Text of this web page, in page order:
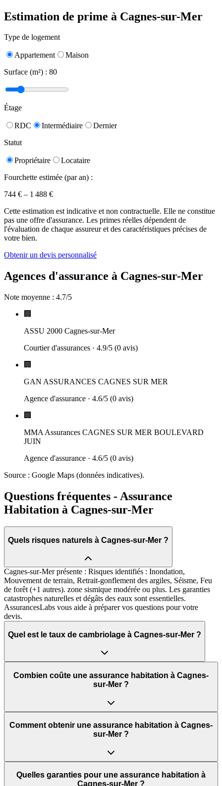
Estimation de prime à Cagnes-sur-Mer
Type de logement
Appartement
Maison
Surface (m²) : 80
Étage
RDC Intermédiaire
Dernier
Statut
Propriétaire
Locataire
Fourchette estimée (par an) :
744 € – 1 488 €
Cette estimation est indicative et non contractuelle. Elle ne constitue
pas une offre d'assurance. Les primes réelles dépendent de
l'évaluation de chaque assureur et des caractéristiques précises de
votre bien.
Obtenir un devis personnalisé
Agences d'assurance à Cagnes-sur-Mer
Note moyenne : 4.7/5
🏢
ASSU 2000 Cagnes-sur-Mer
Courtier d'assurances · 4.9/5 (0 avis)
🏢
GAN ASSURANCES CAGNES SUR MER
Agence d'assurance · 4.6/5 (0 avis)
🏢
MMA Assurances CAGNES SUR MER BOULEVARD
JUIN
Agence d'assurance · 4.6/5 (0 avis)
Source : Google Maps (données indicatives).
Questions fréquentes - Assurance
Habitation à Cagnes-sur-Mer
Quels risques naturels à Cagnes-sur-Mer ?
Cagnes-sur-Mer présente : Risques identifiés : Inondation,
Mouvement de terrain, Retrait-gonflement des argiles, Séisme, Feu
de forêt (+1 autres). zone sismique modérée ou plus. Les garanties
catastrophes naturelles et dégâts des eaux sont essentielles.
AssurancesLabs vous aide à préparer vos questions pour votre
devis.
Quel est le taux de cambriolage à Cagnes-sur-Mer ?
Combien coûte une assurance habitation à Cagnes-
sur-Mer ?
Comment obtenir une assurance habitation à Cagnes-
sur-Mer ?
Quelles garanties pour une assurance habitation à
Cagnes-sur-Mer ?